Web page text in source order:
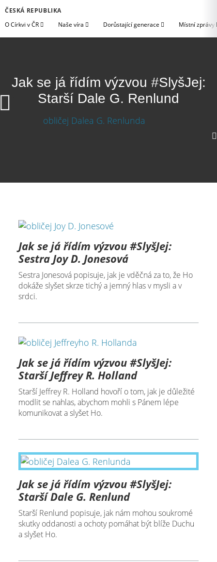
ČESKÁ REPUBLIKA
O Církvi v ČR
Naše víra Dorůstající generace Místní zprávy
Jak se já řídím výzvou #SlyšJej:
Starší Dale G. Renlund
Jak se já řídím výzvou #SlyšJej:
Sestra Joy D. Jonesová
Sestra Jonesová popisuje, jak je vděčná za to, že Ho
dokáže slyšet skrze tichý a jemný hlas v mysli a v
srdci.
Jak se já řídím výzvou #SlyšJej:
Starší Jeffrey R. Holland
Starší Jeffrey R. Holland hovoří o tom, jak je důležité
modlit se nahlas, abychom mohli s Pánem lépe
komunikovat a slyšet Ho.
Jak se já řídím výzvou #SlyšJej:
Starší Dale G. Renlund
Starší Renlund popisuje, jak nám mohou soukromé
skutky oddanosti a ochoty pomáhat být blíže Duchu
a slyšet Ho.